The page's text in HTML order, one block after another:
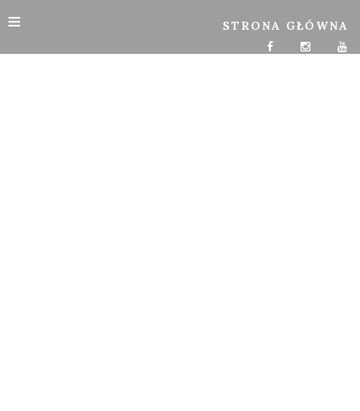
≡ STRONA GŁÓWNA